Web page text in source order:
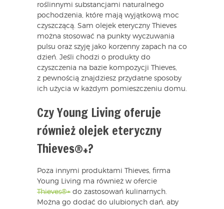
roślinnymi substancjami naturalnego
pochodzenia, które mają wyjątkową moc
czyszczącą. Sam olejek eteryczny Thieves
można stosować na punkty wyczuwania
pulsu oraz szyję jako korzenny zapach na co
dzień. Jeśli chodzi o produkty do
czyszczenia na bazie kompozycji Thieves,
z pewnością znajdziesz przydatne sposoby
ich użycia w każdym pomieszczeniu domu.
Czy Young Living oferuje
również olejek eteryczny
Thieves®+?
Poza innymi produktami Thieves, firma
Young Living ma również w ofercie
Thieves®+ do zastosowań kulinarnych.
Można go dodać do ulubionych dań, aby